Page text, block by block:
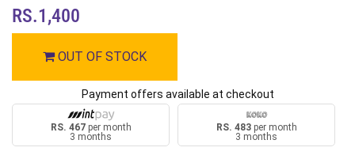
RS.1,400
OUT OF STOCK
Payment offers available at checkout
RS. 467per month
3 months
RS. 483per month
3 months